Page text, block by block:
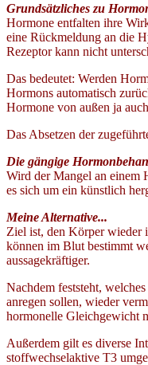
Grundsätzliches zu
Hormone entfalten ihre
eine Rückmeldung an die
Rezeptor kann nicht
Das bedeutet: Werden
Hormons automatisch
Hormone von außen ja
Das Absetzen der
Die gängige
Wird der Mangel an einem
es sich um ein künstlich
Meine Alternative...
Ziel ist, den Körper wieder
können im Blut bestimmt
aussagekräftiger.
Nachdem feststeht,
anregen sollen, wieder
hormonelle Gleichgewicht
Außerdem gilt es diverse
stoffwechselaktive T3